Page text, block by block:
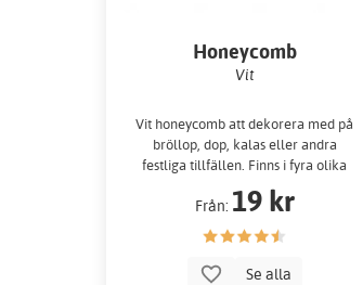
Honeycomb
Vit
Vit honeycomb att dekorera med på
bröllop, dop, kalas eller andra
festliga tillfällen. Finns i fyra olika
storlekar.
Från: 19 kr
Se alla